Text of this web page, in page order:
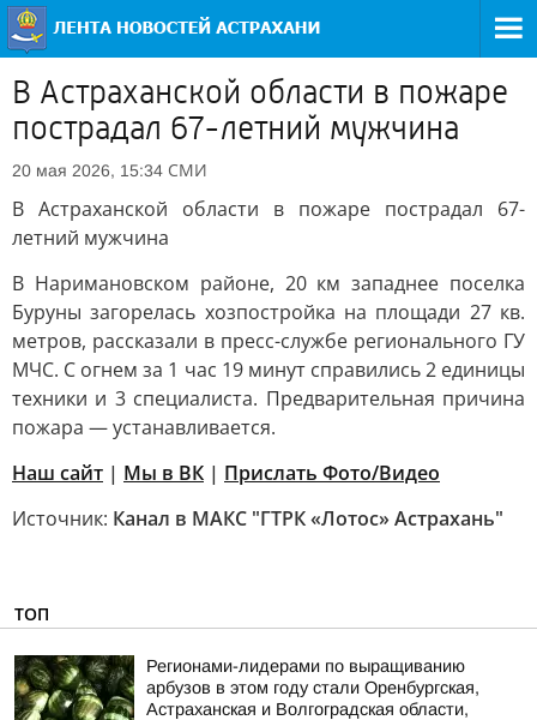
В Астраханской области в пожаре
пострадал 67-летний мужчина
20 мая 2026, 15:34 СМИ
В Астраханской области в пожаре пострадал 67-
летний мужчина
В Наримановском районе, 20 км западнее поселка
Буруны загорелась хозпостройка на площади 27 кв.
метров, рассказали в пресс-службе регионального ГУ
МЧС. С огнем за 1 час 19 минут справились 2 единицы
техники и 3 специалиста. Предварительная причина
пожара — устанавливается.
Наш сайт | Мы в ВК | Прислать Фото/Видео
Источник: Канал в МАКС "ГТРК «Лотос» Астрахань"
ТОП
Регионами-лидерами по выращиванию
арбузов в этом году стали Оренбургская,
Астраханская и Волгоградская области,